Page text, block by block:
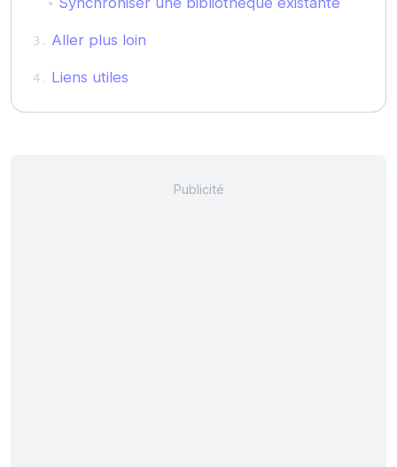
Aller plus loin
Liens utiles